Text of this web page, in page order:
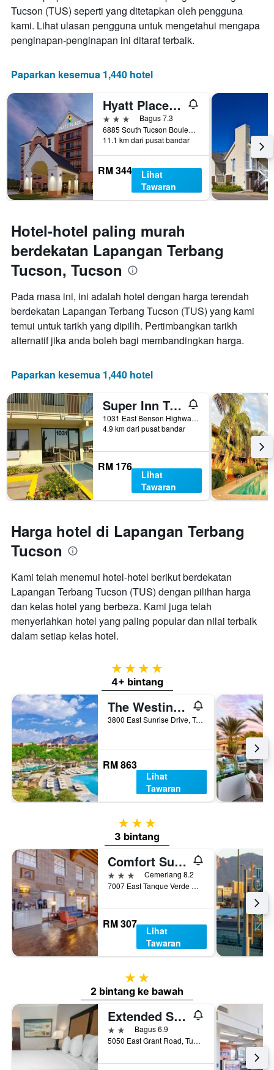
sebelum
penginapan
Carta
mempunyai
paksi
Y
yang
memaparkan
harga
purata
bilik
Tucson (TUS) seperti yang ditetapkan oleh pengguna
kami. Lihat ulasan pengguna untuk mengetahui mengapa
penginapan-penginapan ini ditaraf terbaik.
Paparkan kesemua 1,440 hotel
Hyatt Place Tucson Airport
3 bintangBagus 7.3
6885 South Tucson Boulevard, Tucson, AZ, Amerika Syarikat
11.1 km dari pusat bandar
RM 344
Lihat
Tawaran
Hotel-hotel paling murah
berdekatan Lapangan Terbang
Tucson, Tucson
Pada masa ini, ini adalah hotel dengan harga terendah
berdekatan Lapangan Terbang Tucson (TUS) yang kami
temui untuk tarikh yang dipilih. Pertimbangkan tarikh
alternatif jika anda boleh bagi membandingkan harga.
Paparkan kesemua 1,440 hotel
Super Inn Tucson
1031 East Benson Highway, Tucson, AZ, Amerika Syarikat
4.9 km dari pusat bandar
RM 176
Lihat
Tawaran
Harga hotel di Lapangan Terbang
Tucson
Kami telah menemui hotel-hotel berikut berdekatan
Lapangan Terbang Tucson (TUS) dengan pilihan harga
dan kelas hotel yang berbeza. Kami juga telah
menyerlahkan hotel yang paling popular dan nilai terbaik
dalam setiap kelas hotel.
4 bintang
4+ bintang
The Westin La Paloma Resort & Spa
3800 East Sunrise Drive, Tucson, AZ, Amerika Syarikat
RM 863
Lihat
Tawaran
3 bintang
3 bintang
Comfort Suites Tucson near Sabino Canyon
3 bintangCemerlang 8.2
7007 East Tanque Verde Road, Tucson, AZ, Amerika Syarikat
RM 307
Lihat
Tawaran
2 bintang
2 bintang ke bawah
Extended Stay America Suites - Tucson - Grant Road
2 bintangBagus 6.9
5050 East Grant Road, Tucson, AZ, Amerika Syarikat